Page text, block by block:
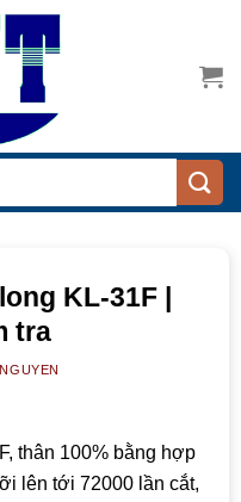
KL-31F |
tra
thân 100% bằng hợp
lên tới 72000 lần cắt,